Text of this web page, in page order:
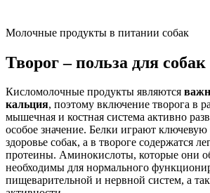
Молочные продукты в питании собак
Творог – польза для собак
Кисломолочные продукты являются
кальция, поэтому включение творога в
мышечная и костная система активно
особое значение. Белки играют ключевую
здоровье собак, а в твороге содержатся
протеины. Аминокислоты, которые они
необходимы для нормального
пищеварительной и нервной систем, а